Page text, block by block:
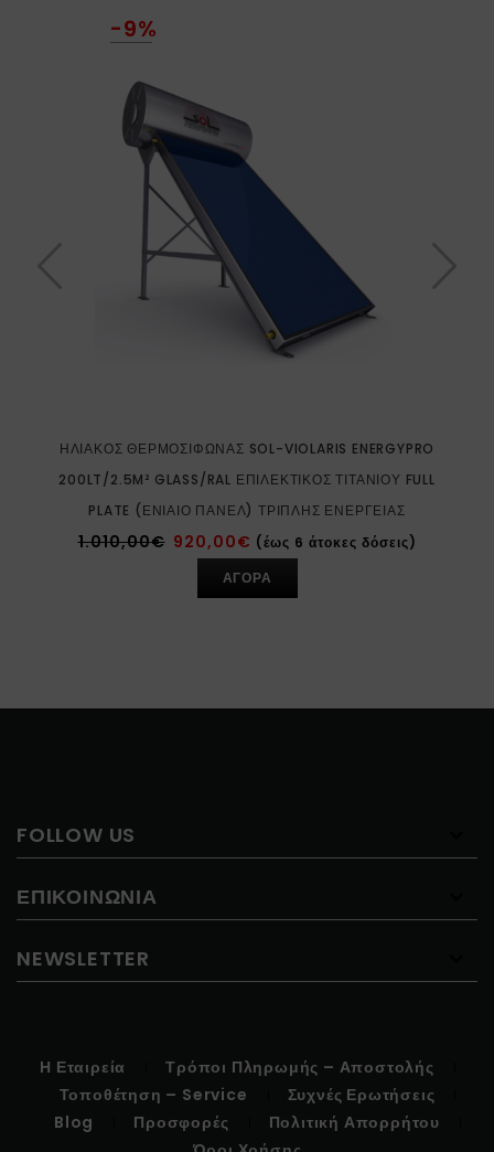
-9%
ΗΛΙΑΚΌΣ ΘΕΡΜΟΣΊΦΩΝΑΣ SOL-VIOLARIS ENERGYPRO
200LT/2.5M² GLASS/RAL ΕΠΙΛΕΚΤΙΚΌΣ ΤΙΤΑΝΊΟΥ FULL
PLATE (ΕΝΙΑΊΟ ΠΆΝΕΛ) ΤΡΙΠΛΉΣ ΕΝΈΡΓΕΙΑΣ
1.010,00€ 920,00€ (έως 6 άτοκες δόσεις)
ΑΓΟΡΑ
FOLLOW US
ΕΠΙΚΟΙΝΩΝΊΑ
NEWSLETTER
Η Εταιρεία
Τρόποι Πληρωμής – Αποστολής
Τοποθέτηση – Service
Συχνές Ερωτήσεις
Blog
Προσφορές
Πολιτική Απορρήτου